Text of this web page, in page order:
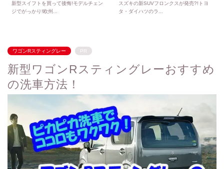
新型スイフトを買って後悔!モデルチェン
ジでがっかり!欧州...
スズキの新SUVフロンクスが発売?!トヨ
タ・ダイハツのラ...
ワゴンRスティングレー PR
新型ワゴンRスティングレーおすすめ
の洗車方法！